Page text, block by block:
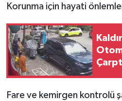
Korunma için hayati
Fare ve kemirgen kontrolü